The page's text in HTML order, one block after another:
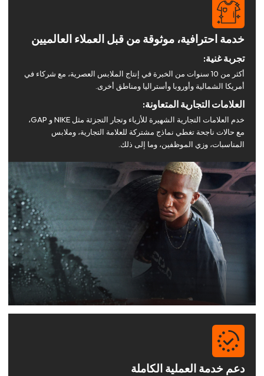
خدمة احترافية، موثوقة من قبل العملاء العالميين
تجربة غنية:
أكثر من 10 سنوات من الخبرة في إنتاج الملابس العصرية، مع شركاء في
أمريكا الشمالية وأوروبا وأستراليا ومناطق أخرى.
العلامات التجارية المتعاونة:
خدم العلامات التجارية الشهيرة للأزياء وتجار التجزئة مثل NIKE و GAP،
مع حالات ناجحة تغطي نماذج مشتركة للعلامة التجارية، وملابس
المناسبات، وزي الموظفين، وما إلى ذلك.
دعم خدمة العملية الكاملة